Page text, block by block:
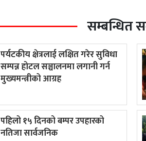
सम्बन्धित
पर्यटकीय क्षेत्रलाई लक्षित गरेर सुविधा
सम्पन्न होटल सञ्चालनमा लगानी गर्न
मुख्यमन्त्रीको आग्रह
पहिलो १५ दिनको बम्पर उपहारको
नतिजा सार्वजनिक